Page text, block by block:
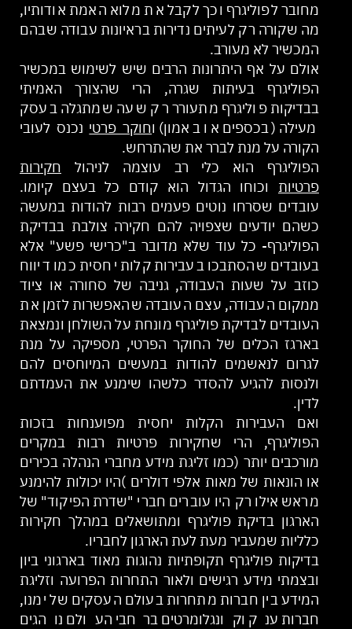
מחובר לפוליגרף וכך לקבל את מלוא האמת אודותיו,
מה שקורה רק לעיתים נדירות בראיונות עבודה שבהם
המכשיר לא מעורב.
אולם על אף היתרונות הרבים שיש לשימוש במכשיר
הפוליגרף בעיתות שגרה, הרי שהצורך האמיתי
בבדיקות פוליגרף מתעורר רק שעה שמתגלה בעסק
מעילה (בכספים או באמון) וחוקר פרטי נכנס לעובי
הקורה על מנת לברר את שהתרחש.
הפוליגרף הוא כלי רב עוצמה לניהול חקירות
פרטיות וכוחו הגדול הוא קודם כל בעצם קיומו.
עובדים שסרחו נוטים פעמים רבות להודות במעשה
כשהם יודעים שצפויה להם חקירה צולבת בבדיקת
הפוליגרף- כל עוד שלא מדובר ב"כרישי פשע" אלא
בעובדים שהסתבכו בעבירות קלות יחסית כמו דיווח
כוזב על שעות העבודה, גניבה של סחורה או ציוד
ממקום העבודה, עצם העובדה שהאפשרות לזמן את
העובדים לבדיקת פוליגרף מונחת על השולחן ונמצאת
בארגז הכלים של החוקר הפרטי, מספיקה על מנת
לגרום לנאשמים להודות במעשים המיוחסים להם
ולנסות להגיע להסדר כלשהו שימנע את העמדתם
לדין.
ואם העבירות הקלות יחסית מפוענחות בזכות
הפוליגרף, הרי שחקירות פרטיות רבות במקרים
מורכבים יותר (כמו זליגת מידע מחברי הנהלה בכירים
או הונאות של מאות אלפי דולרים )היו יכולות להימנע
מראש אילו רק היו עוברים חברי "שדרת הפיקוד" של
הארגון בדיקת פוליגרף ומתושאלים במהלך חקירות
כלליות שמעביר מעת לעת הארגון לחבריו.
בדיקות פוליגרף תקופתיות נהוגות מאוד בארגוני ביון
ובצמתי מידע רגישים ולאור התחרות הפרועה וזליגת
המידע בין חברות מתחרות בעולם העסקים של ימנו,
חברות ענק וקונגלומרטים ברחבי העולם נוהגים